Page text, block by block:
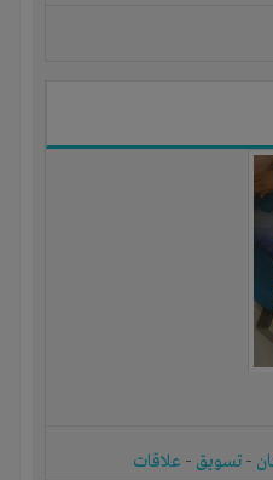
- تسويق - علاقات